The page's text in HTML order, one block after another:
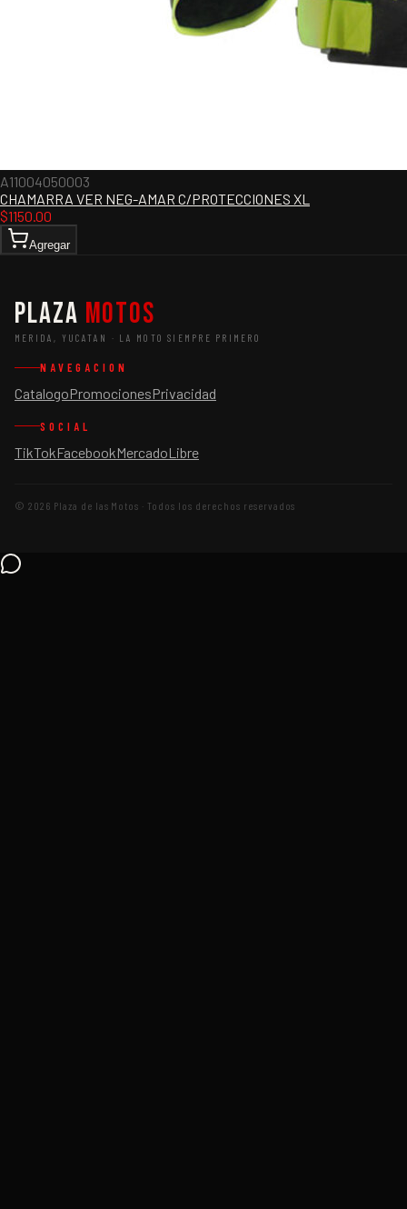
A11004050003
CHAMARRA VER NEG-AMAR C/PROTECCIONES XL
$1150.00
Agregar
Plaza Motos
MERIDA, YUCATAN · LA MOTO SIEMPRE PRIMERO
NAVEGACION
CatalogoPromocionesPrivacidad
SOCIAL
TikTokFacebookMercadoLibre
© 2026 Plaza de las Motos · Todos los derechos reservados